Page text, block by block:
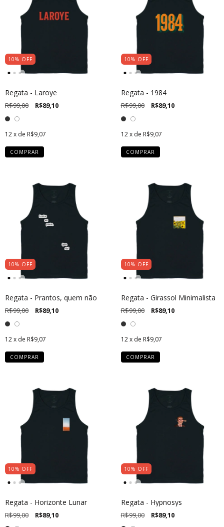
10% OFF
Regata - Laroye
R$99,00 R$89,10
12x de R$9,07
COMPRAR
10% OFF
Regata - 1984
R$99,00 R$89,10
12 x de R$9,07
COMPRAR
10% OFF
Regata - Prantos, quem não
R$99,00 R$89,10
12x de R$9,07
COMPRAR
10% OFF
Regata - Girassol Minimalista
R$99,00 R$89,10
12 x de R$9,07
COMPRAR
10% OFF
Regata - Horizonte Lunar
R$99,00 R$89,10
10% OFF
Regata - Hypnosys
R$99,00 R$89,10